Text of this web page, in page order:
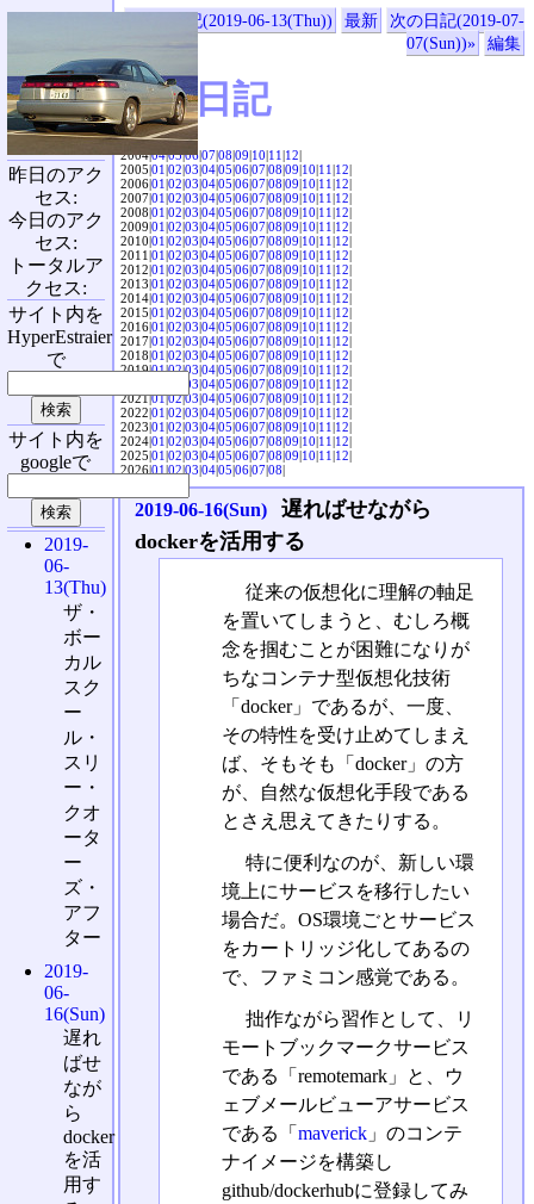
«前の日記(2019-06-13(Thu)) 最新
次の日記(2019-07-
07(Sun))»
編集
SVX日記
2004|04|05|06|07|08|09|10|11|12|
2005|01|02|03|04|05|06|07|08|09|10|11|12|
2006|01|02|03|04|05|06|07|08|09|10|11|12|
2007|01|02|03|04|05|06|07|08|09|10|11|12|
2008|01|02|03|04|05|06|07|08|09|10|11|12|
2009|01|02|03|04|05|06|07|08|09|10|11|12|
2010|01|02|03|04|05|06|07|08|09|10|11|12|
2011|01|02|03|04|05|06|07|08|09|10|11|12|
2012|01|02|03|04|05|06|07|08|09|10|11|12|
2013|01|02|03|04|05|06|07|08|09|10|11|12|
2014|01|02|03|04|05|06|07|08|09|10|11|12|
2015|01|02|03|04|05|06|07|08|09|10|11|12|
2016|01|02|03|04|05|06|07|08|09|10|11|12|
2017|01|02|03|04|05|06|07|08|09|10|11|12|
2018|01|02|03|04|05|06|07|08|09|10|11|12|
2019|01|02|03|04|05|06|07|08|09|10|11|12|
03|04|05|06|07|08|09|10|11|12|
2021|01|02|03|04|05|06|07|08|09|10|11|12|
2022|01|02|03|04|05|06|07|08|09|10|11|12|
2023|01|02|03|04|05|06|07|08|09|10|11|12|
2024|01|02|03|04|05|06|07|08|09|10|11|12|
2025|01|02|03|04|05|06|07|08|09|10|11|12|
2026|01|02|03|04|05|06|07|08|
2019-06-16(Sun)
遅ればせながら
dockerを活用する
従来の仮想化に理解の軸足
を置いてしまうと、むしろ概
念を掴むことが困難になりが
ちなコンテナ型仮想化技術
「docker」であるが、一度、
その特性を受け止めてしまえ
ば、そもそも「docker」の方
が、自然な仮想化手段である
とさえ思えてきたりする。
特に便利なのが、新しい環
境上にサービスを移行したい
場合だ。OS環境ごとサービス
をカートリッジ化してあるの
で、ファミコン感覚である。
拙作ながら習作として、リ
モートブックマークサービス
である「remotemark」と、ウ
ェブメールビューアサービス
である「 maverick」のコンテ
ナイメージを構築し
github/dockerhubに登録してみ
昨日のアク
セス:
今日のアク
セス:
トータルア
クセス:
サイト内を
HyperEstraier
で
サイト内を
googleで
2019-
06-
13(Thu)
ザ・
ボー
カル
スク
ー
ル・
スリ
ー・
クオ
ータ
ー
ズ・
アフ
ター
2019-
06-
16(Sun)
遅れ
ばせ
なが
ら
docker
を活
用す